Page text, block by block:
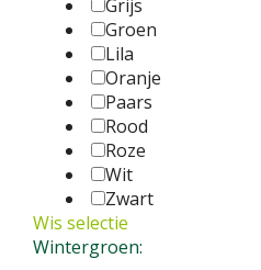
Grijs
Groen
Lila
Oranje
Paars
Rood
Roze
Wit
Zwart
Wis selectie
Wintergroen: